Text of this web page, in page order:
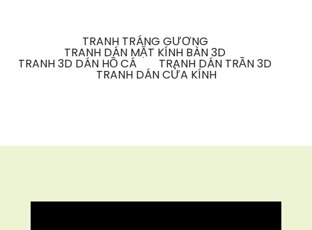
TRANH TRÁNG GƯƠNG
TRANH DÁN MẶT KÍNH BÀN 3D
TRANH 3D DÁN HỒ CÁ TRANH DÁN TRẦN 3D
TRANH DÁN CỬA KÍNH